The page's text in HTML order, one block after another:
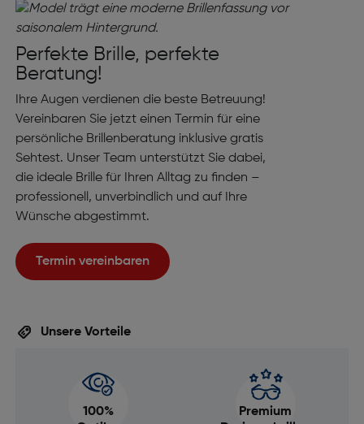
Perfekte Brille, perfekte
Beratung!
Ihre Augen verdienen die beste Betreuung!
Vereinbaren Sie jetzt einen Termin für eine
persönliche Brillenberatung inklusive gratis
Sehtest. Unser Team unterstützt Sie dabei,
die ideale Brille für Ihren Alltag zu finden –
professionell, unverbindlich und auf Ihre
Wünsche abgestimmt.
Termin vereinbaren
Unsere Vorteile
100%
Premium